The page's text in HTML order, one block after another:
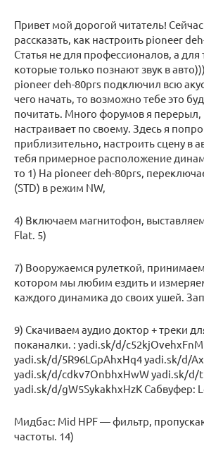
Привет мой дорогой читатель!
рассказать, как настроить pioneer
Статья не для профессионалов, а для
которые только познают звук в
pioneer deh-80prs подключил всю
чего начать, то возможно тебе это
почитать. Много форумов я
настраивает по своему. Здесь я
приблизительно, настроить сцену в
тебя примерное расположение
то 1) На pioneer deh-80prs,
(STD) в режим NW,
4) Включаем магнитофон,
Flat. 5)
7) Вооружаемся рулеткой,
котором мы любим ездить и
каждого динамика до своих ушей.
9) Скачиваем аудио доктор + треки
поканалки. : yadi.sk/d/c52kjOvehxFnM
yadi.sk/d/5R96LGpAhxHq4 yadi.sk/d/
yadi.sk/d/cdkv7OnbhxHwW yadi.sk/d/
yadi.sk/d/gW5SykakhxHzK Сабвуфер:
Мидбас: Mid HPF — фильтр,
частоты. 14)